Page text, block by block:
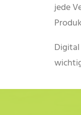
jede